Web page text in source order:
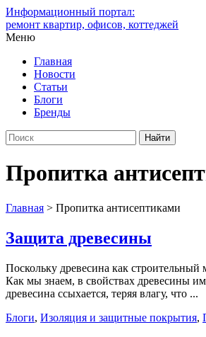
Информационный портал:
ремонт квартир, офисов, коттеджей
Меню
Главная
Новости
Статьи
Блоги
Бренды
Пропитка
Главная > Пропитка антисептиками
Защита древесины
Поскольку древесина как строительный
Как мы знаем, в свойствах древесины
древесина ссыхается, теряя влагу, что ...
Блоги, Изоляция и защитные покрытия,